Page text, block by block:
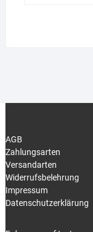
AGB
Zahlungsarten
Versandarten
Widerrufsbelehrung
Impressum
Datenschutzerklärung